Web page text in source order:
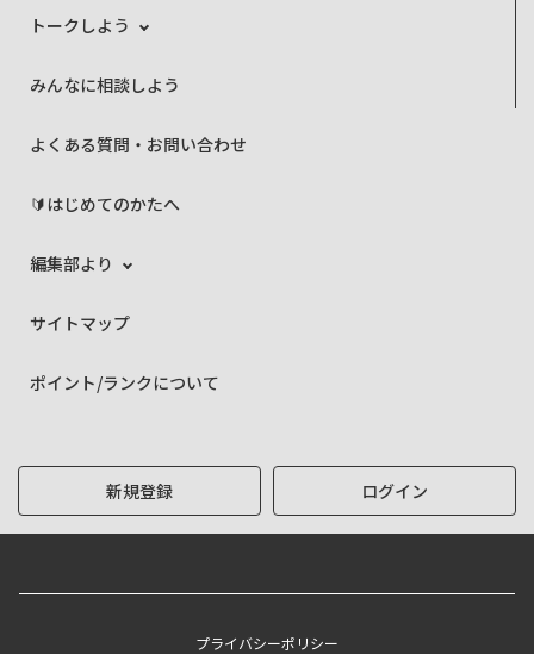
トークしよう
みんなに相談しよう
よくある質問・お問い合わせ
🔰はじめてのかたへ
編集部より
サイトマップ
ポイント/ランクについて
新規登録 ログイン
プライバシーポリシー